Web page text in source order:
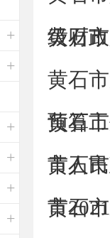
级财
黄石
黄石
预算
黄石
市人
黄石
市
黄石